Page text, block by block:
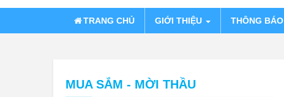
TRANG CHỦ GIỚI THIỆU THÔNG BÁO
MUA SẮM - MỜI THẦU